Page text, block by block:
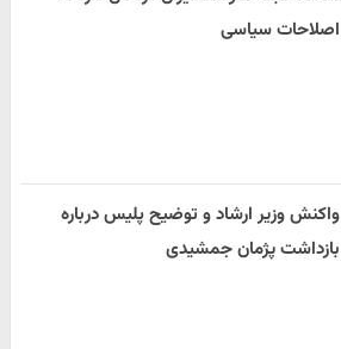
اصلاحات سیاسی
واکنش وزیر ارشاد و توضیح پلیس درباره
بازداشت پژمان جمشیدی